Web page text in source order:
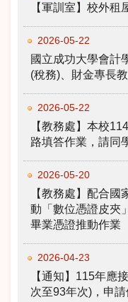
【軍訓室】校外租
2026-05-22
國立成功大學會計
(稅務)、財金專長
2026-05-22
【教務處】本校
路填答作業，請同
2026-05-20
【教務處】配合
動「數位憑證皮夾
畢業憑證推動作業
2026-04-23
【通知】115年應
次至93年次)，申